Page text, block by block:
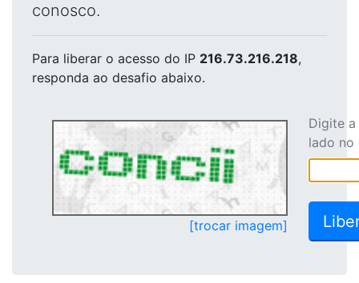
conosco.
Para liberar o acesso do IP 216.73.216.218,
responda ao desafio abaixo.
[trocar imagem]
Digite
lado no